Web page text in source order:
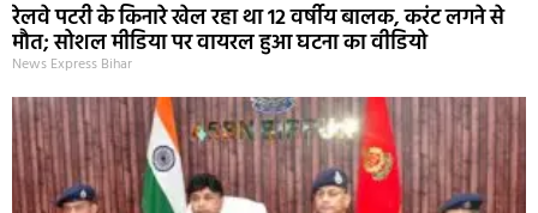
रेलवे पटरी के किनारे खेल रहा था 12 वर्षीय बालक, करंट लगने से
मौत; सोशल मीडिया पर वायरल हुआ घटना का वीडियो
News Express Bihar